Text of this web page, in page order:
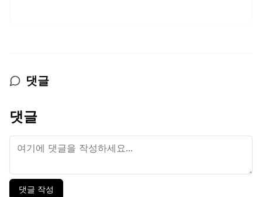
댓글
댓글
댓글 작성